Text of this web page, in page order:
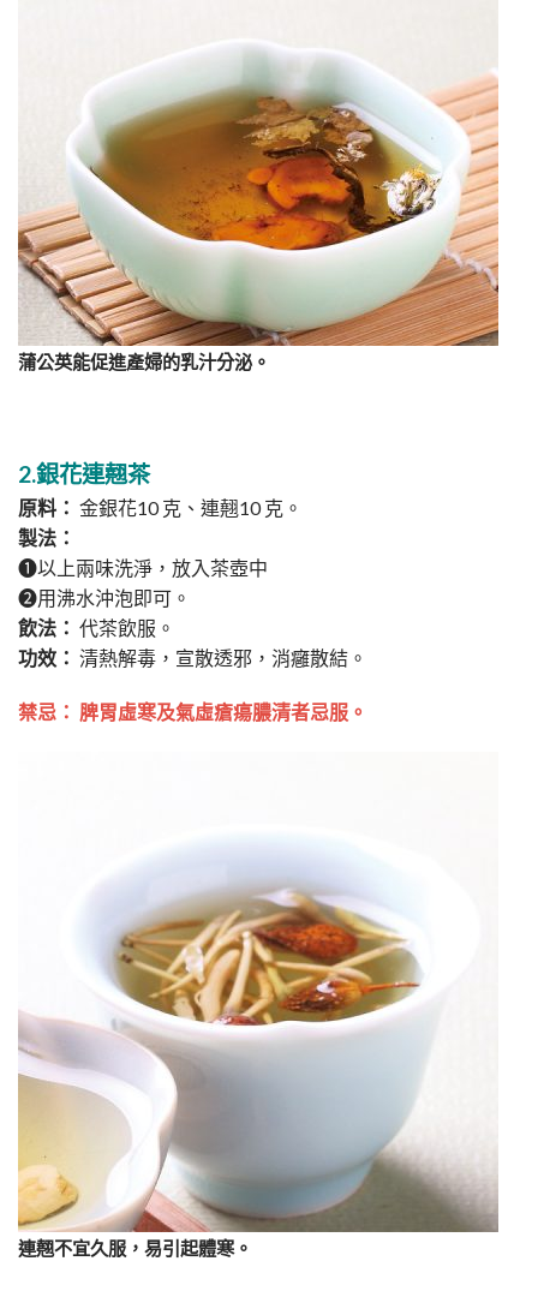
蒲公英能促進產婦的乳汁分泌。
2.銀花連翹茶
原料： 金銀花10 克、連翹10 克。
製法：
➊以上兩味洗淨，放入茶壺中
➋用沸水沖泡即可。
飲法： 代茶飲服。
功效： 清熱解毒，宣散透邪，消癰散結。
禁忌： 脾胃虛寒及氣虛瘡瘍膿清者忌服。
連翹不宜久服，易引起體寒。